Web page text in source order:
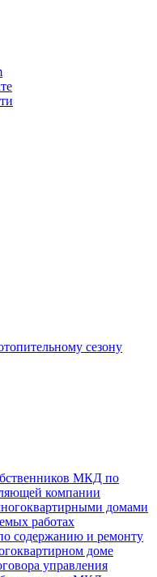
сезону
МКД по
компании
домами
работах
содержанию и ремонту
доме
управления